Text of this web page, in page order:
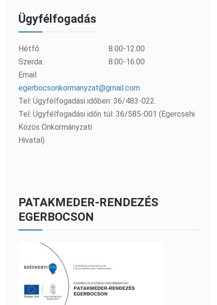
Ügyfélfogadás
Hétfő:
8.00-12.00
Szerda:
8.00-16.00
Email:
egerbocsonkormanyzat@gmail.com
Tel: Ügyfélfogadási időben: 36/483-022.
Tel: Ügyfélfogadási időn túl: 36/585-001 (Egercsehi
Közös Önkormányzati
Hivatal)
PATAKMEDER-RENDEZÉS
EGERBOCSON